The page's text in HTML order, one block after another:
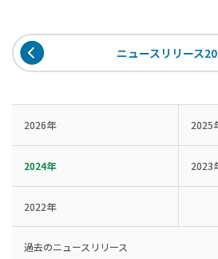
ニュースリリース
2026年 2025
2024年 2023
2022年
過去のニュースリリース